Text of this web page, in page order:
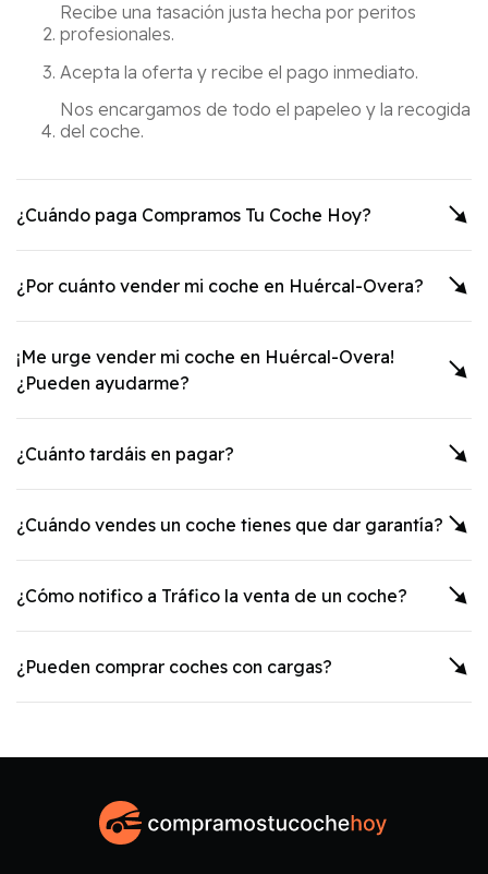
Recibe una tasación justa hecha por peritos
profesionales.
Acepta la oferta y recibe el pago inmediato.
Nos encargamos de todo el papeleo y la recogida
del coche.
¿Cuándo paga Compramos Tu Coche Hoy?
¿Por cuánto vender mi coche en Huércal-Overa?
¡Me urge vender mi coche en Huércal-Overa!
¿Pueden ayudarme?
¿Cuánto tardáis en pagar?
¿Cuándo vendes un coche tienes que dar garantía?
¿Cómo notifico a Tráfico la venta de un coche?
¿Pueden comprar coches con cargas?